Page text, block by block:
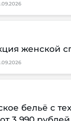
женской
бельё с